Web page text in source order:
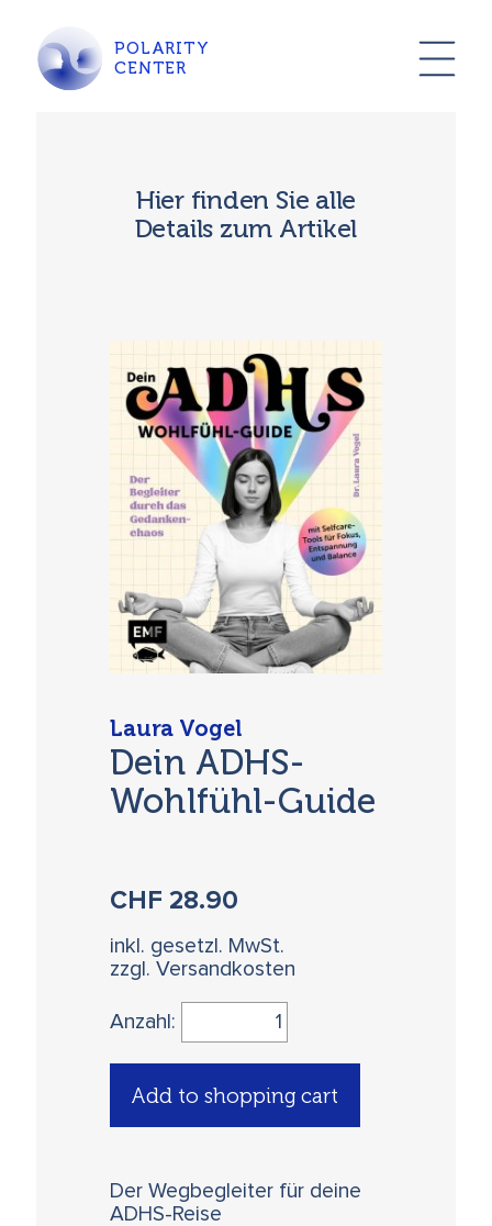
POLARITY
CENTER
Hier finden Sie alle
Details zum Artikel
Laura Vogel
Dein ADHS-
Wohlfühl-Guide
CHF28.90
inkl. gesetzl. MwSt.
zzgl. Versandkosten
Anzahl:
Add to shopping cart
Der Wegbegleiter für deine
ADHS-Reise